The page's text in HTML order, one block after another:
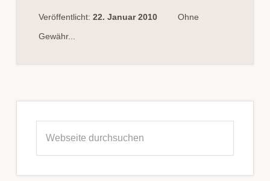
Veröffentlicht: 22. Januar 2010
Ohne
Gewähr...